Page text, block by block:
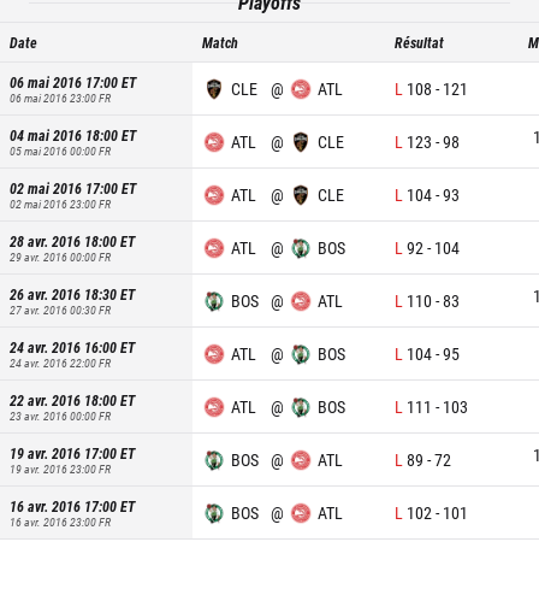
Date Match Résultat
06 mai 2016 17:00ET
06 mai 2016 23:00FR CLE @ ATL L 108 - 121
04 mai 2016 18:00ET
05 mai 2016 00:00FR ATL @ CLE L 123 -98
02 mai 2016 17:00ET
02 mai 2016 23:00FR ATL @ CLE L 104-93
28 avr. 2016 18:00ET
29 avr. 2016 00:00FR ATL @ BOS L 92 - 104
26 avr. 2016 18:30ET
27 avr. 2016 00:30FR BOS @ ATL L 110-83
24 avr. 2016 16:00ET
24 avr. 2016 22:00FR ATL @ BOS L 104-95
22 avr. 2016 18:00ET
23 avr. 2016 00:00FR ATL @ BOS L 111 - 103
19 avr. 2016 17:00ET
19 avr. 2016 23:00FR BOS @ ATL L 89 -72
16 avr. 2016 17:00ET
16 avr. 2016 23:00FR BOS @ ATL L 102 - 101